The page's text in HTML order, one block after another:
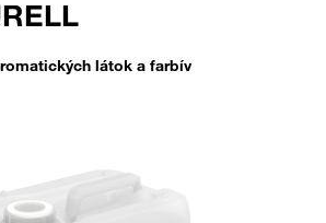
látok a farbív